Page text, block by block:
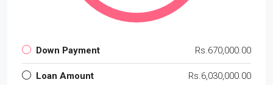
Down Payment Rs.670,000.00
Loan Amount Rs.6,030,000.00